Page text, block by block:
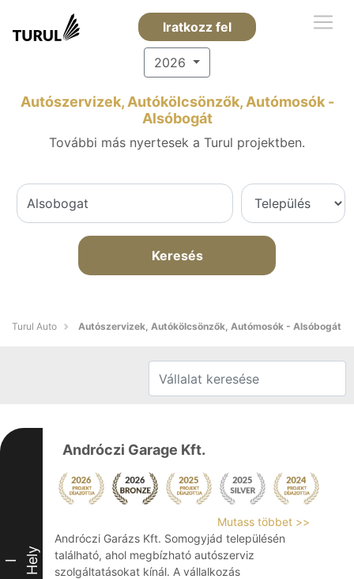
Iratkozz fel
2026
Autószervizek, Autókölcsönzők, Autómosók -
Alsóbogát
További más nyertesek a Turul projektben.
Keresés
Turul Auto Autószervizek, Autókölcsönzők, Autómosók - Alsóbogát
I Hely
Andróczi Garage Kft.
Mutass többet >>
Andróczi Garázs Kft. Somogyjád településén
található, ahol megbízható autószerviz
szolgáltatásokat kínál. A vállalkozás